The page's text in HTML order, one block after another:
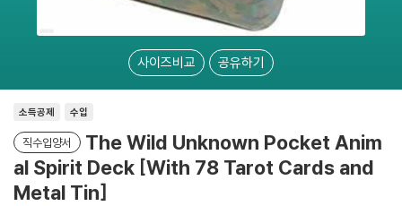
사이즈비교 공유하기
소득공제 수입
직수입양서
The Wild Unknown Pocket Anim
al Spirit Deck [With 78 Tarot Cards and
Metal Tin]